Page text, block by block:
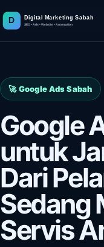
🚀 Google Ads Sabah
Google
untuk
Dari
Sedang
Servis